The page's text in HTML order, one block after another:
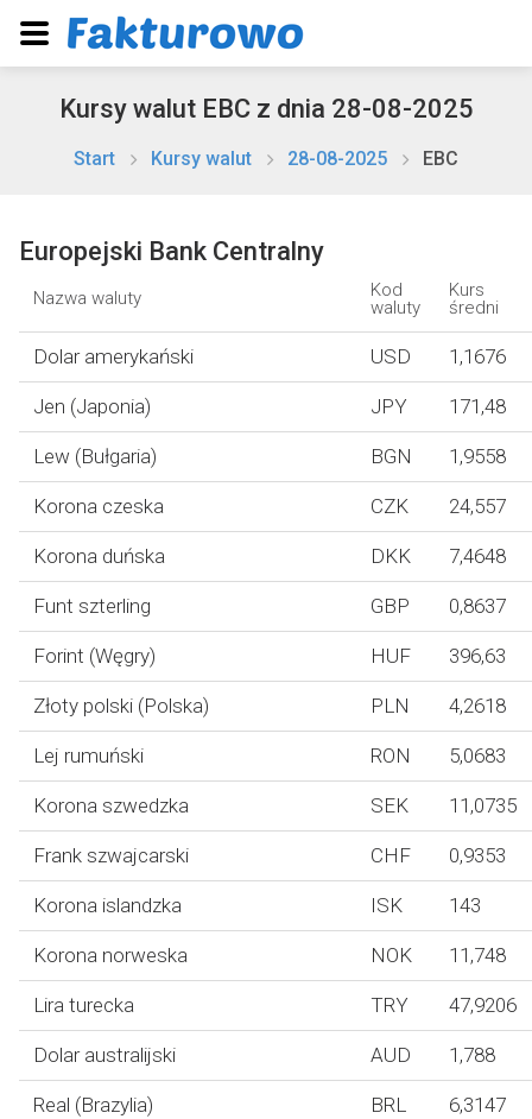
Kursy walut EBC z dnia 28-08-2025
Start Kursy walut 28-08-2025 EBC
Europejski Bank Centralny
Nazwa waluty
Kod
waluty
Kurs
średni
Dolar amerykański USD 1,1676
Jen (Japonia) JPY 171,48
Lew (Bułgaria) BGN 1,9558
Korona czeska CZK 24,557
Korona duńska DKK 7,4648
Funt szterling GBP 0,8637
Forint (Węgry) HUF 396,63
Złoty polski (Polska) PLN 4,2618
Lej rumuński RON 5,0683
Korona szwedzka SEK 11,0735
Frank szwajcarski CHF 0,9353
Korona islandzka ISK 143
Korona norweska NOK 11,748
Lira turecka TRY 47,9206
Dolar australijski AUD 1,788
Real (Brazylia) BRL 6,3147